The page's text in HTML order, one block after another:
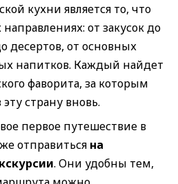
кухни является то, что
от закусок до
десертов, от основных
напитков. Каждый найдет
фаворита, за которым
страну вновь.
первое путешествие в
отправиться на
. Они удобны тем,